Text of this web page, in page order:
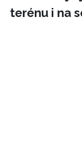
terénu i na